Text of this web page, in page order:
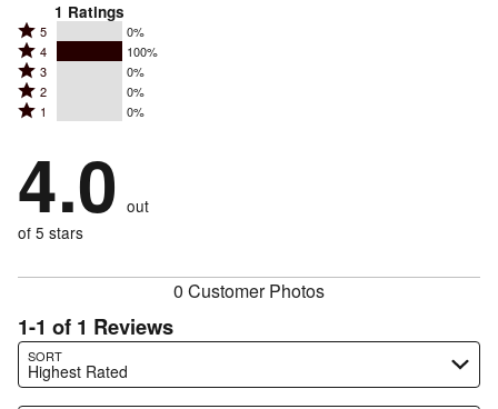
1 Ratings
Rated
5
stars
by
reviewers
5 0%
Rated
4
stars
by
of
reviewers
4 100%
Rated
3
stars
0%
of
reviewers
3 0%
Rated
2
by
0%
reviewers
2 0%
Rated
stars
by
0%
of
1 0%
4.0 out
of 5 stars
0 Customer Photos
1-1 of 1 Reviews
SORT
Highest Rated
Search reviews…